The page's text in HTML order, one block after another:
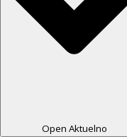
Open Aktuelno